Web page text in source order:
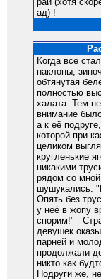
ад) !
Когда все
наклоны,
обтянутая
полностью
халата. Тем
внимание
а к её
которой при
целиком
кругленькие
никакими
рядом со
шушукались:
Опять без
у неё в жопу
спорим!" -
девушек
парней и
продолжали
никто как
Подруги же,